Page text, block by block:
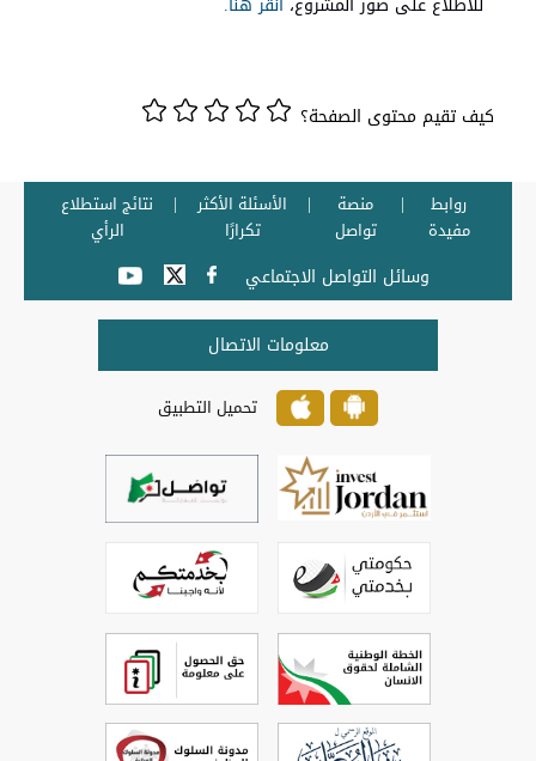
كيف تقيم محتوى الصفحة؟
روابط
مفيدة
منصة
تواصل
الأسئلة الأكثر
تكرارًا
نتائج استطلاع
الرأي
وسائل التواصل الاجتماعي
معلومات الاتصال
تحميل التطبيق